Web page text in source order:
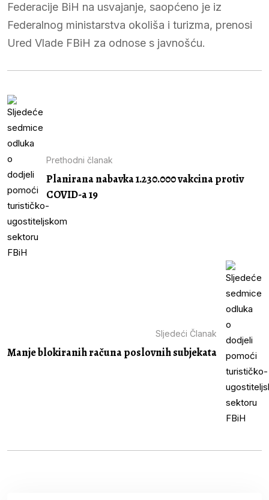
Federacije BiH na usvajanje, saopćeno je iz
Federalnog ministarstva okoliša i turizma, prenosi
Ured Vlade FBiH za odnose s javnošću.
Prethodni članak
Planirana nabavka 1.230.000 vakcina protiv
COVID-a 19
Sljedeći Članak
Manje blokiranih računa poslovnih subjekata